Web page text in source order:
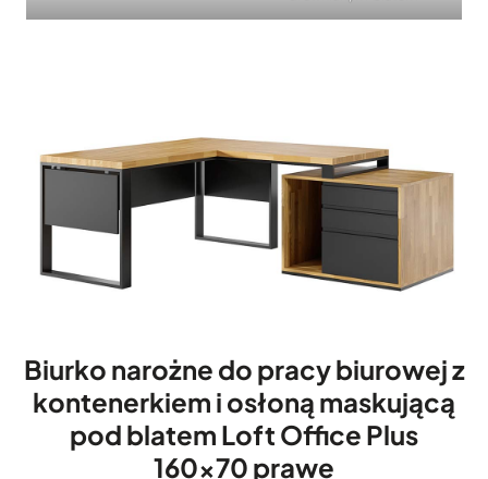
Biurko narożne do pracy biurowej z
kontenerkiem i osłoną maskującą
pod blatem Loft Office Plus
160×70 prawe